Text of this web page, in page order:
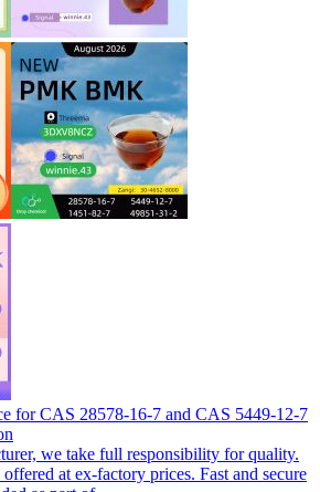
for CAS 28578-16-7 and CAS 5449-12-7
we take full responsibility for quality.
at ex‑factory prices. Fast and secure